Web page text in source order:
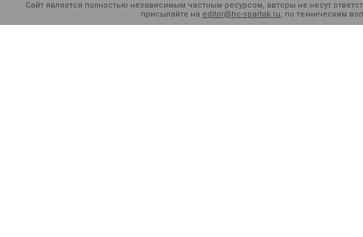
Сайт является полностью независимым частным ресурсом, авторы не несут
присылайте на editor@hc-spartak.ru, по техническим